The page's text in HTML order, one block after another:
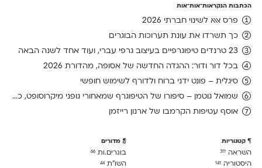
הכתבות הנקראות־אות־אות
פרס אאא לשינוי חברתי 2026
כך תשרדו את עונת תערוכות הבוגרים
23 טרנדים טיפוגרפיים בעיצוב גרפי עברי, ועוד אחד לשנה הבאה
בכל דור ודור: ההגדה החדשה של אסופה, מהדורת 2026
סיגלית – פונט ידני ברוח ולדורף לשימוש חופשי
שמואל גוטמן – סיפורו של הטיפוגרף שמאחורי גופני מיקרוסופט, כפי שנחשף בארכיון של נינתו
אוסף עטיפות הקרמבו של ארנון רייזמן
קטגוריות
השראה 311
היסטוריה 141
מדורים
בוגרים.ות66
השו״ת44